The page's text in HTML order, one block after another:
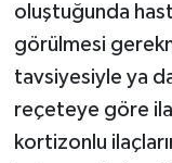
oluştuğunda
görülmesi
tavsiyesiyle ya
reçeteye göre
kortizonlu